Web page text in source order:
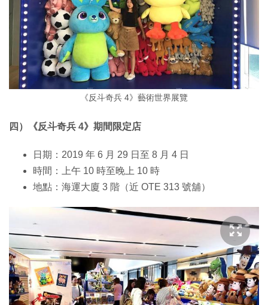
《反斗奇兵 4》藝術世界展覽
四）《反斗奇兵 4》期間限定店
日期：2019 年 6 月 29 日至 8 月 4 日
時間：上午 10 時至晚上 10 時
地點：海運大廈 3 階（近 OTE 313 號舖）